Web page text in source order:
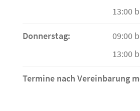
13:00
Donnerstag:
09:00
13:00
Termine nach Vereinbarung